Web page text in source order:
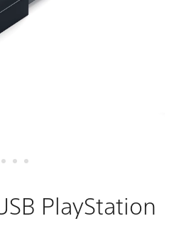
PlayStation